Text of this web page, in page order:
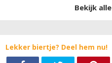
Bekijk alle
Lekker biertje? Deel hem nu!